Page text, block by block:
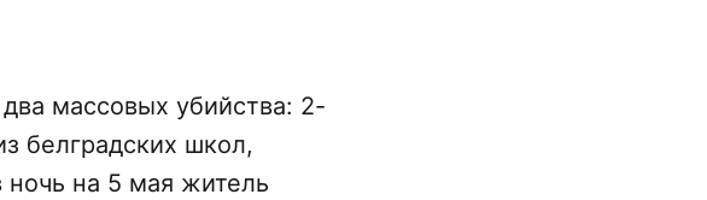
массовых убийства: 2-
белградских школ,
ночь на 5 мая житель